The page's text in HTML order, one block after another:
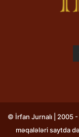
© İrfan Jurnalı | 2005
məqalələri saytda